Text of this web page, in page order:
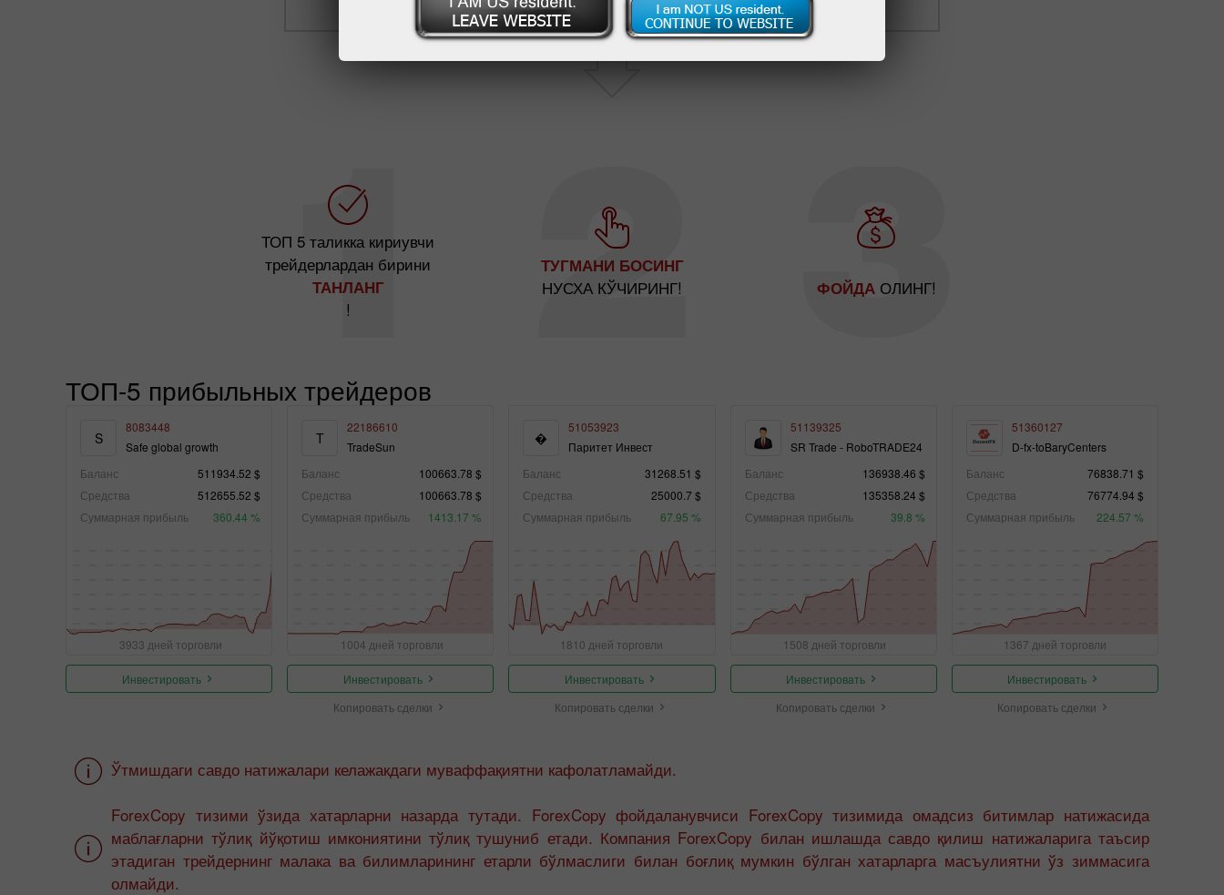
ТОП 5 таликка кириувчи
трейдерлардан бирини
ТАНЛАНГ
!
ТУГМАНИ БОСИНГ
НУСХА КЎЧИРИНГ! ФОЙДАОЛИНГ!
ТОП-5 прибыльных трейдеров
S
8083448
Safe global growth
Баланс
511934.52 $
Средства
512655.52 $
Суммарная прибыль
360.44 %
3933 дней торговли
Инвестировать
T
22186610
TradeSun
Баланс
100663.78 $
Средства
100663.78 $
Суммарная прибыль
1413.17 %
1004 дней торговли
Инвестировать
Копировать сделки
�
51053923
Паритет Инвест
Баланс
31268.51 $
Средства
25000.7 $
Суммарная прибыль
67.95 %
1810 дней торговли
Инвестировать
Копировать сделки
51139325
SR Trade - RoboTRADE24
Баланс
136938.46 $
Средства
135358.24 $
Суммарная прибыль
39.8 %
1508 дней торговли
Инвестировать
Копировать сделки
51360127
D-fx-toBaryCenters
Баланс
76838.71 $
Средства
76774.94 $
Суммарная прибыль
224.57 %
1367 дней торговли
Инвестировать
Копировать сделки
Ўтмишдаги савдо натижалари келажакдаги муваффақиятни кафолатламайди.
ForexCopy тизими ўзида хатарларни назарда тутади. ForexCopy фойдаланувчиси ForexCopy тизимида омадсиз битимлар натижасида
маблағларни тўлиқ йўқотиш имкониятини тўлиқ тушуниб етади. Компания ForexCopy билан ишлашда савдо қилиш натижаларига таъсир
этадиган трейдернинг малака ва билимларининг етарли бўлмаслиги билан боғлиқ мумкин бўлган хатарларга масъулиятни ўз зиммасига
олмайди.